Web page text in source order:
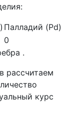
Палладий (Pd)
0
.
рассчитаем
курс